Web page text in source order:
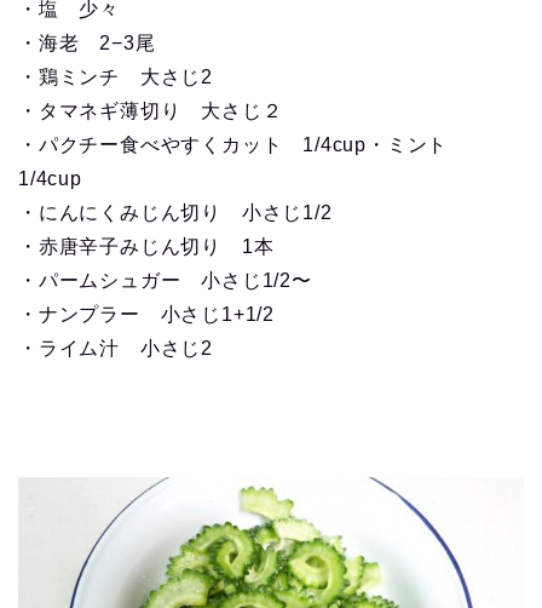
・塩 少々
・海老 2−3尾
・鶏ミンチ 大さじ2
・タマネギ薄切り 大さじ２
・パクチー食べやすくカット 1/4cup・ミント
1/4cup
・にんにくみじん切り 小さじ1/2
・赤唐辛子みじん切り 1本
・パームシュガー 小さじ1/2〜
・ナンプラー 小さじ1+1/2
・ライム汁 小さじ2